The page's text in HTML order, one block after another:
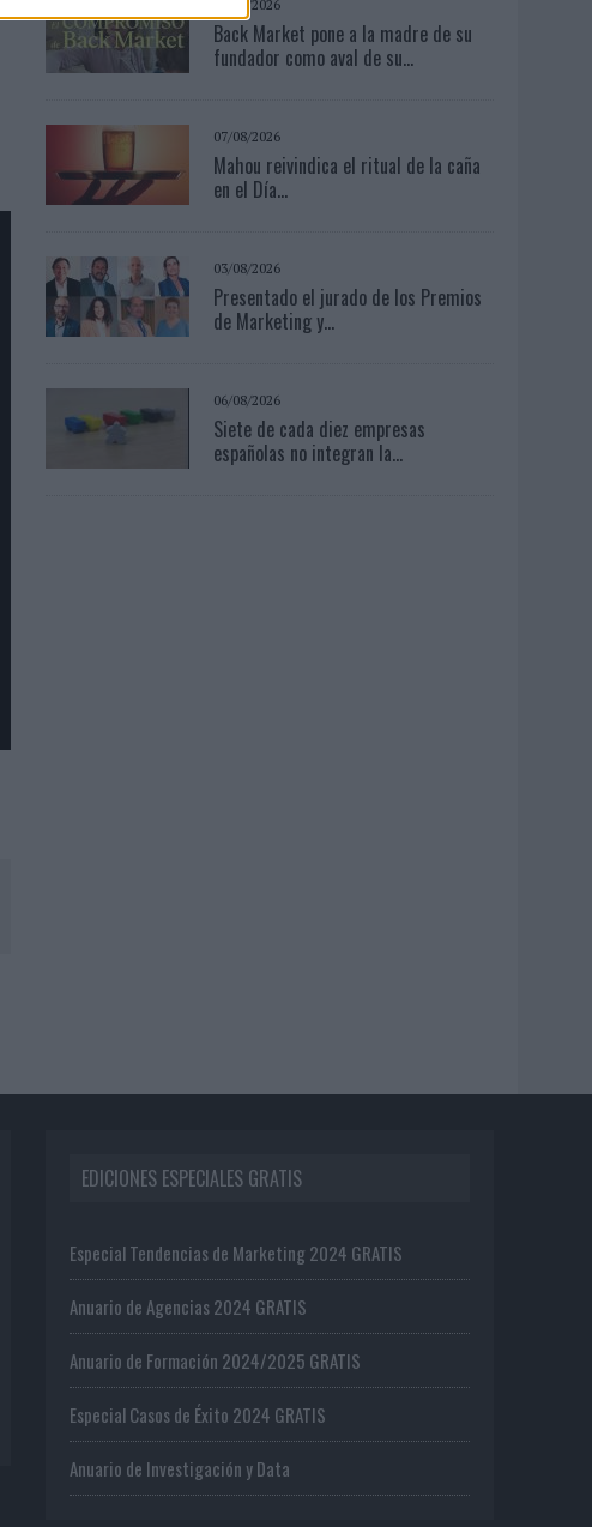
03/08/2026
Back Market pone a la madre de su
fundador como aval de su...
07/08/2026
Mahou reivindica el ritual de la caña
en el Día...
03/08/2026
Presentado el jurado de los Premios
de Marketing y...
06/08/2026
Siete de cada diez empresas
españolas no integran la...
EDICIONES ESPECIALES GRATIS
Especial Tendencias de Marketing 2024 GRATIS
Anuario de Agencias 2024 GRATIS
Anuario de Formación 2024/2025 GRATIS
Especial Casos de Éxito 2024 GRATIS
Anuario de Investigación y Data